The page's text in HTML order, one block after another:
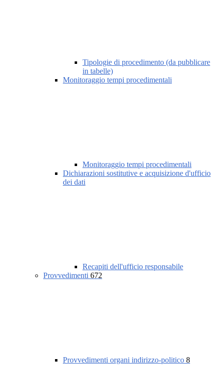
Tipologie di procedimento (da pubblicare
in tabelle)
Monitoraggio tempi procedimentali
Monitoraggio tempi procedimentali
Dichiarazioni sostitutive e acquisizione d'ufficio
dei dati
Recapiti dell'ufficio responsabile
Provvedimenti 672
Provvedimenti organi indirizzo-politico 8